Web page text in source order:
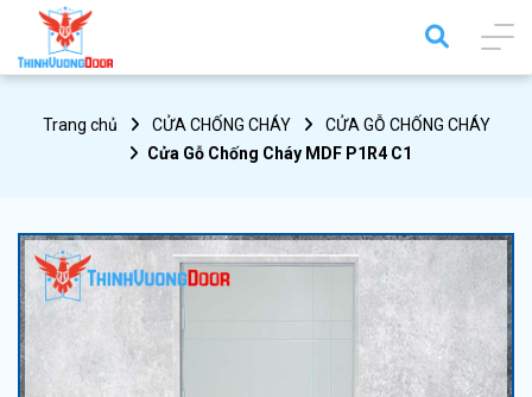
Trang chủ CỬA CHỐNG CHÁY
CỬA GỖ CHỐNG CHÁY
Cửa Gỗ Chống Cháy MDF P1R4 C1